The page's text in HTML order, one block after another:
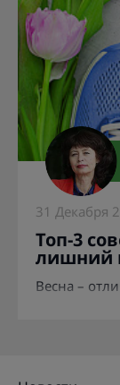
31 Декабря
Топ-3
лишний
Весна –